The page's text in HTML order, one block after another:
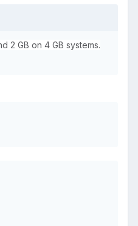
2 GB on 4 GB systems.